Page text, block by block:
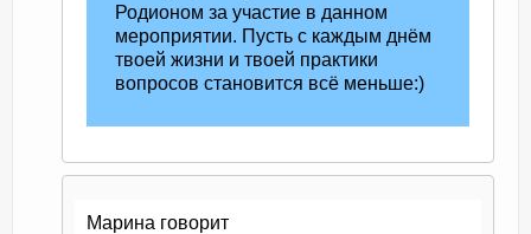
Родионом за участие в данном
мероприятии. Пусть с каждым днём
твоей жизни и твоей практики
вопросов становится всё меньше:)
Марина говорит